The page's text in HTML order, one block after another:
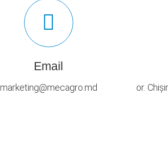
Email
marketing@mecagro.md
or.